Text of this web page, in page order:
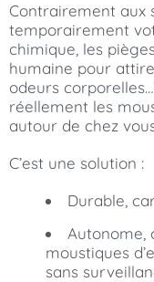
Contrairement aux
temporairement
chimique, les
humaine pour
odeurs
réellement les
autour de chez
C’est une solution :
Durable,
Autonome,
moustiques
sans